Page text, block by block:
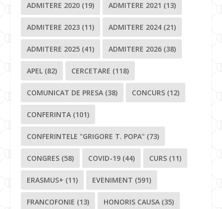
ADMITERE 2020 (19) ADMITERE 2021 (13)
ADMITERE 2023 (11) ADMITERE 2024 (21)
ADMITERE 2025 (41) ADMITERE 2026 (38)
APEL (82) CERCETARE (118)
COMUNICAT DE PRESA (38) CONCURS (12)
CONFERINTA (101)
CONFERINTELE "GRIGORE T. POPA" (73)
CONGRES (58) COVID-19 (44) CURS (11)
ERASMUS+ (11) EVENIMENT (591)
FRANCOFONIE (13) HONORIS CAUSA (35)